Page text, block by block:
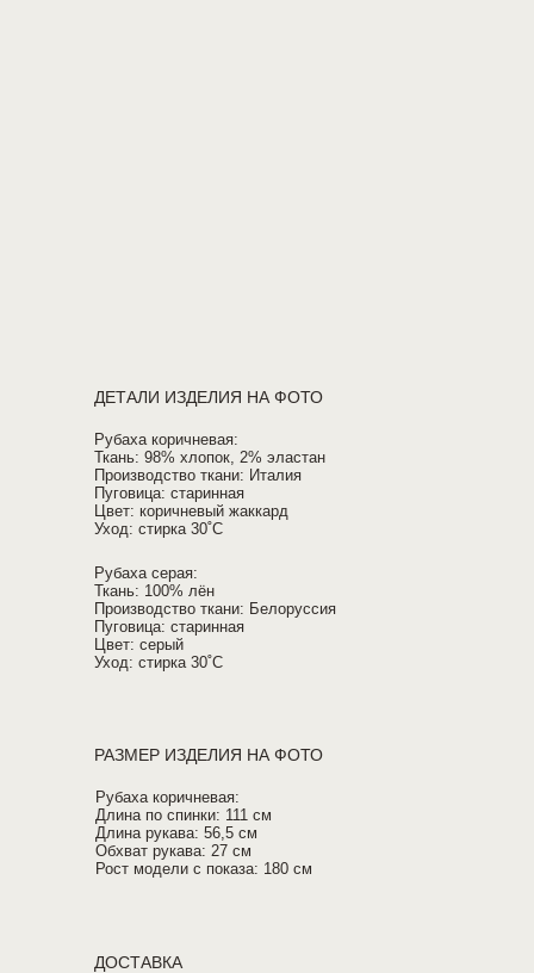
ДОСТАВКА
РАЗМЕР ИЗДЕЛИЯ НА ФОТО
Рубаха коричневая:
Длина по спинки: 111 см
Длина рукава: 56,5 см
Обхват рукава: 27 см
Рост модели с показа: 180 см
ДЕТАЛИ ИЗДЕЛИЯ НА ФОТО
Рубаха коричневая:
Ткань: 98% хлопок, 2% эластан
Производство ткани: Италия
Пуговица: старинная
Цвет: коричневый жаккард
Уход: стирка 30˚C
Рубаха серая:
Ткань: 100% лён
Производство ткани: Белоруссия
Пуговица: старинная
Цвет: серый
Уход: стирка 30˚C